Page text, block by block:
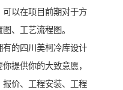
以在项目前期对于方
、工艺流程图。
的四川美柯冷库设计
提供你的大致意愿，
价、工程安装、工程